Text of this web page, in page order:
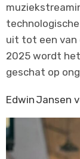
uit tot een van
2025 wordt
geschat op
Edwin Jansen